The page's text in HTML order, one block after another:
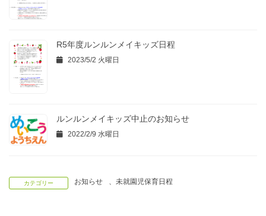
R5年度ルンルンメイキッズ日程
2023/5/2 火曜日
ルンルンメイキッズ中止のお知らせ
2022/2/9 水曜日
カテゴリー お知らせ 未就園児保育日程